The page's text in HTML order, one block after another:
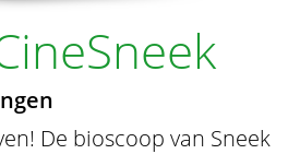
De bioscoop van Sneek